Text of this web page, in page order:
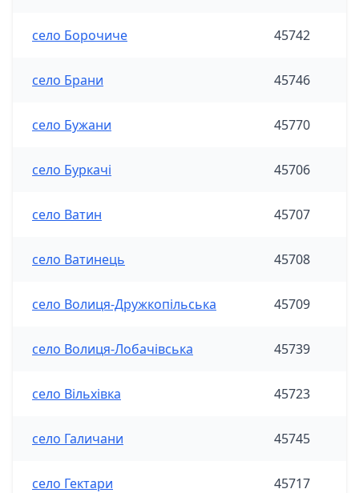
село Борочиче 45742
село Брани 45746
село Бужани 45770
село Буркачі 45706
село Ватин 45707
село Ватинець 45708
село Волиця-Дружкопільська 45709
село Волиця-Лобачівська 45739
село Вільхівка 45723
село Галичани 45745
село Гектари 45717